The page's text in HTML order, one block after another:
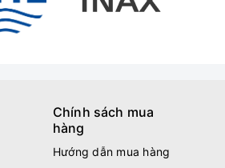
Chính sách mua
hàng
Hướng dẫn mua hàng